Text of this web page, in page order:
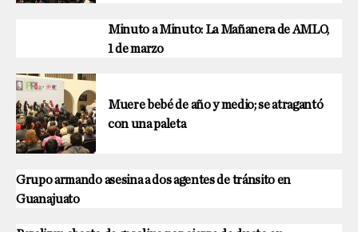
Minuto a Minuto: La Mañanera de AMLO,
1 de marzo
Muere bebé de año y medio; se atragantó
con una paleta
Grupo armando asesina a dos agentes de tránsito en
Guanajuato